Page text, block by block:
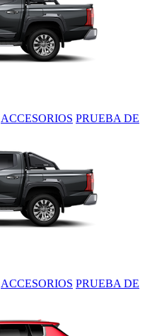
ACCESORIOS PRUEBA DE
ACCESORIOS PRUEBA DE